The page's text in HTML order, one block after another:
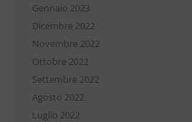
Gennaio 2023
Dicembre 2022
Novembre 2022
Ottobre 2022
Settembre 2022
Agosto 2022
Luglio 2022